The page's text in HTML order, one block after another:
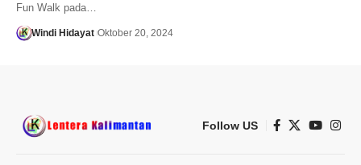
Fun Walk pada…
Windi Hidayat Oktober 20, 2024
Follow US